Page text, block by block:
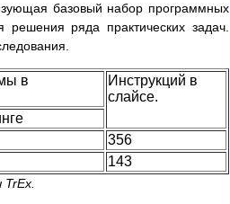
базовый набор программных
ряда практических задач.
в
Инструкций в
слайсе.
356
143